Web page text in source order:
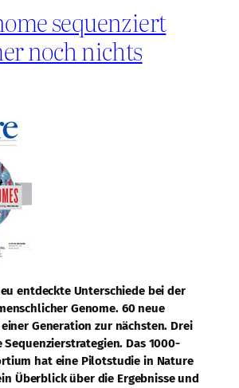
sequenziert
noch nichts
entdeckte Unterschiede bei der
Genome. 60 neue
Generation zur nächsten. Drei
Das 1000-
hat eine Pilotstudie in Nature
Überblick über die Ergebnisse und